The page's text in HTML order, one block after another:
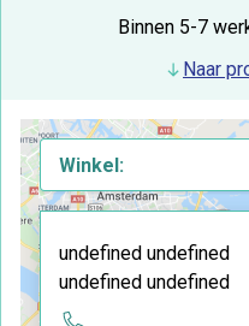
Binnen 5-7
Naar
Winkel:
undefined undefined
undefined undefined